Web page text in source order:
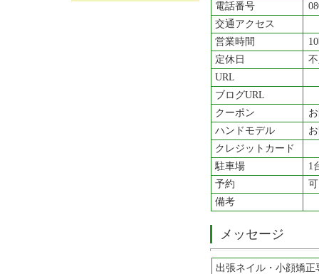
電話番号
交通アクセス
営業時間
定休日
URL
ブログURL
クーポン
ハンドモデル
クレジットカード
駐車場
1
予約
可
備考
メッセージ
出張ネイル・小顔矯